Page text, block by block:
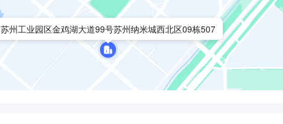
苏州工业园区金鸡湖大道99号苏州纳米城西北区09栋507